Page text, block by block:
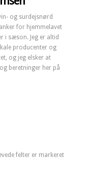
og surdejsnørd
for hjemmelavet
i sæson. Jeg er altid
producenter og
og jeg elsker at
beretninger her på
felter er markeret